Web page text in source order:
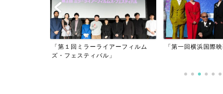
「第一回横浜国際映画祭」